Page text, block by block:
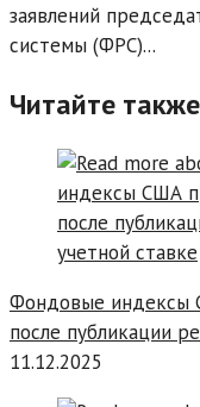
заявлений
системы (ФРС)...
Читайте
Фондовые индексы
после публикации
11.12.2025